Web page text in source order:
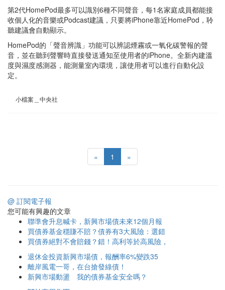
第2代HomePod最多可以識別6種不同聲音，每1名家庭成員都能接
收個人化的音樂或Podcast建議，只要將iPhone靠近HomePod，聆
聽建議會自動顯示。
HomePod的「聲音辨識」功能可以辨認煙霧或一氧化碳警報的聲
音，並在聽到聲響時直接發送通知至使用者的iPhone。全新內建溫
度與濕度感測器，能測量室內環境，讓使用者可以進行自動化設
定。
小檔案＿中央社
« 1 »
@ 訂閱電子報
您可能有興趣的文章
聯準會升息喊卡，新興市場債未來12個月報
買債券基金穩賺不賠？債券有3大風險：選錯
買債券絕對不會賠錢？錯！高利等於高風險，
退休金投資新興市場債，報酬率6%變跌35
離岸風電一哥，在台搶發綠債！
新興市場動盪 我的債券基金安全嗎？